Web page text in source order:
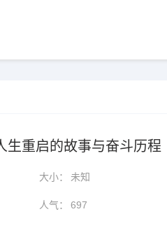
生重启的故事与奋斗历程
大小： 未知
人气： 697